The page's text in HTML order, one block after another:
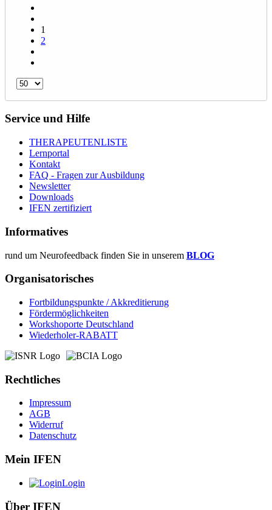
1
2
Service und Hilfe
THERAPEUTENLISTE
Lernportal
Kontakt
FAQ - Fragen zur Ausbildung
Newsletter
Downloads
IFEN zertifiziert
Informatives
rund um Neurofeedback finden Sie in unserem BLOG
Organisatorisches
Fortbildungspunkte / Akkreditierung
Fördermöglichkeiten
Workshoporte Deutschland
Wiederholer-RABATT
Rechtliches
Impressum
AGB
Widerruf
Datenschutz
Mein IFEN
Login
Über IFEN